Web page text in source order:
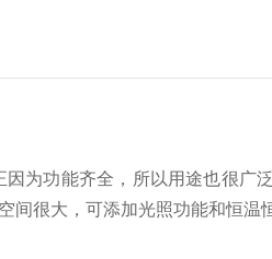
功能齐全，所以用途也很广
很大，可添加光照功能和恒温